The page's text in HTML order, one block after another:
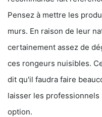
Pensez à mettre les
murs. En raison de leur
certainement assez de
ces rongeurs nuisibles.
dit qu'il faudra faire
laisser les
option.